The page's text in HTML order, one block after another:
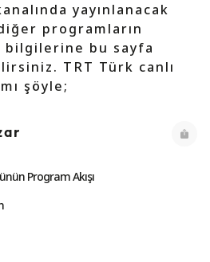
yayınlanacak
programların
bilgilerine bu sayfa
TRT Türk canlı
şöyle;
Program Akışı